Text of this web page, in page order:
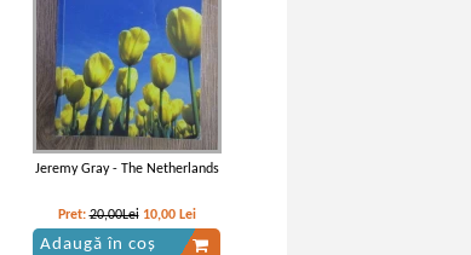
Jeremy Gray - The Netherlands
Pret:20,00Lei 10,00 Lei
Adaugă în coș